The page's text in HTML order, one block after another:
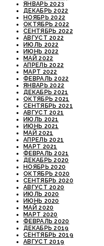
ЯНВАРЬ 2023
ДЕКАБРЬ 2022
НОЯБРЬ 2022
ОКТЯБРЬ 2022
СЕНТЯБРЬ 2022
АВГУСТ 2022
ИЮЛЬ 2022
ИЮНЬ 2022
МАЙ 2022
АПРЕЛЬ 2022
МАРТ 2022
ФЕВРАЛЬ 2022
ЯНВАРЬ 2022
ДЕКАБРЬ 2021
ОКТЯБРЬ 2021
СЕНТЯБРЬ 2021
АВГУСТ 2021
ИЮЛЬ 2021
ИЮНЬ 2021
МАЙ 2021
АПРЕЛЬ 2021
МАРТ 2021
ФЕВРАЛЬ 2021
ДЕКАБРЬ 2020
НОЯБРЬ 2020
ОКТЯБРЬ 2020
СЕНТЯБРЬ 2020
АВГУСТ 2020
ИЮЛЬ 2020
ИЮНЬ 2020
МАЙ 2020
МАРТ 2020
ФЕВРАЛЬ 2020
ДЕКАБРЬ 2019
СЕНТЯБРЬ 2019
АВГУСТ 2019